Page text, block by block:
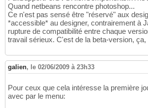
Quand netbeans rencontre photoshop...
Ce n'est pas sensé être "réservé" aux
*accessible* au designer, contrairement à
rupture de compatibilité entre chaque
travail sérieux. C'est de la beta-version, ça,
galien, le 02/06/2009 à 23h33
Pour ceux que cela intéresse la première
avec par le menu: